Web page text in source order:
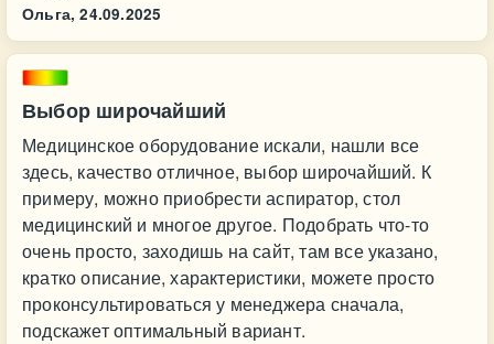
Ольга, 24.09.2025
Выбор широчайший
Медицинское оборудование искали, нашли все
здесь, качество отличное, выбор широчайший. К
примеру, можно приобрести аспиратор, стол
медицинский и многое другое. Подобрать что-то
очень просто, заходишь на сайт, там все указано,
кратко описание, характеристики, можете просто
проконсультироваться у менеджера сначала,
подскажет оптимальный вариант.